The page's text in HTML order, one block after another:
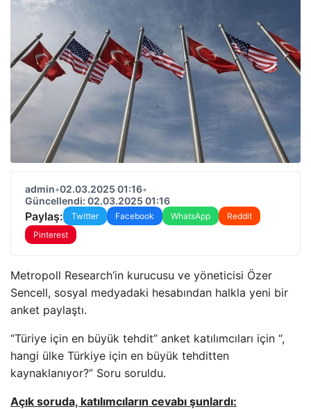
admin•02.03.2025 01:16•
Güncellendi: 02.03.2025 01:16
Paylaş: Twitter Facebook WhatsApp
Reddit
Pinterest
Metropoll Research’in kurucusu ve yöneticisi Özer
Sencell, sosyal medyadaki hesabından halkla yeni bir
anket paylaştı.
“Türiye için en büyük tehdit” anket katılımcıları için “,
hangi ülke Türkiye için en büyük tehditten
kaynaklanıyor?” Soru soruldu.
Açık soruda, katılımcıların cevabı şunlardı: